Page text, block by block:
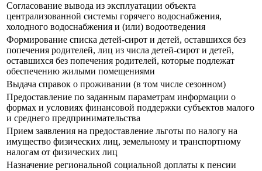
Согласование вывода из эксплуатации объекта
централизованной системы горячего водоснабжения,
холодного водоснабжения и (или) водоотведения
Формирование списка детей-сирот и детей, оставшихся без
попечения родителей, лиц из числа детей-сирот и детей,
оставшихся без попечения родителей, которые подлежат
обеспечению жилыми помещениями
Выдача справок о проживании (в том числе сезонном)
Предоставление по заданным параметрам информации о
формах и условиях финансовой поддержки субъектов малого
и среднего предпринимательства
Прием заявления на предоставление льготы по налогу на
имущество физических лиц, земельному и транспортному
налогам от физических лиц
Назначение региональной социальной доплаты к пенсии